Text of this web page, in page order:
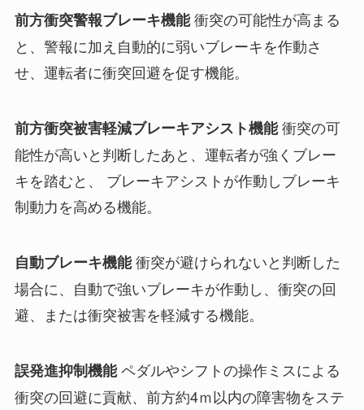
前方衝突警報ブレーキ機能衝突の可能性が高まる
と、警報に加え自動的に弱いブレーキを作動さ
せ、運転者に衝突回避を促す機能。
前方衝突被害軽減ブレーキアシスト機能衝突の可
能性が高いと判断したあと、運転者が強くブレー
キを踏むと、 ブレーキアシストが作動しブレーキ
制動力を高める機能。
自動ブレーキ機能衝突が避けられないと判断した
場合に、自動で強いブレーキが作動し、衝突の回
避、または衝突被害を軽減する機能。
誤発進抑制機能ペダルやシフトの操作ミスによる
衝突の回避に貢献、前方約4ｍ以内の障害物をステ